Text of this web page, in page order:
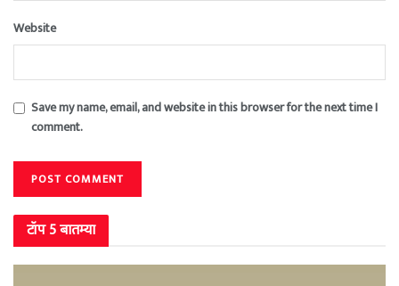
Website
Save my name, email, and website in this browser for the next time I
comment.
टॉप 5 बातम्या